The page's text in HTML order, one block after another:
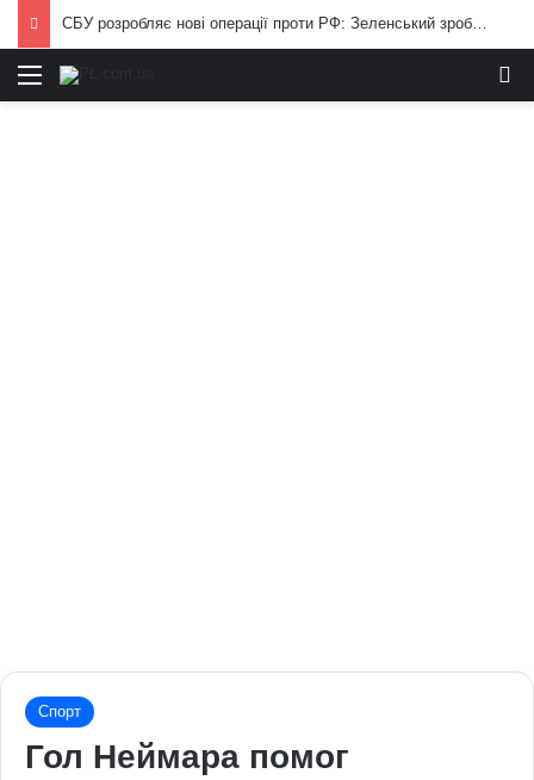
СБУ розробляє нові операції проти РФ: Зеленський зробив важливу заяву
Меню
Спорт
Гол Неймара помог